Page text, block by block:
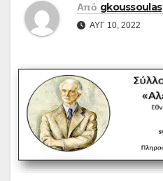
Από gkoussoulas
ΑΥΓ 10, 2022